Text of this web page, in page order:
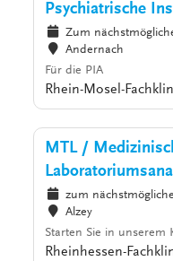
Psychiatrische
Zum
Andernach
Für die PIA
Rhein-Mosel-
MTL /
zum
Alzey
Starten Sie in unserem
Rheinhessen-